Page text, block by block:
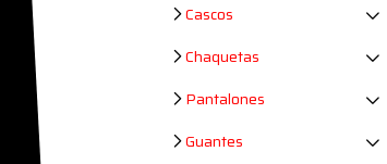
Cascos
Chaquetas
Pantalones
Guantes